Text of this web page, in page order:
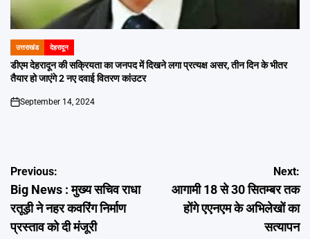
POSTED
IN
उत्तराखंड देहरादून
डीएम देहरादून की सक्रियता का जनपद में दिखने लगा प्रत्यक्ष असर, तीन दिन के भीतर
तैयार हो जाएंगे 2 नए दवाई वितरण कांउटर
on
September 14, 2024
Post
navigation
Previous:
Big News : मुख्य सचिव राधा
रतूड़ी ने नहर कवरिंग निर्माण
प्रस्ताव को दी मंजूरी
Next:
आगामी 18 से 30 सितम्बर तक
होंगे एएनएम के अभिलेखों का
सत्यापन